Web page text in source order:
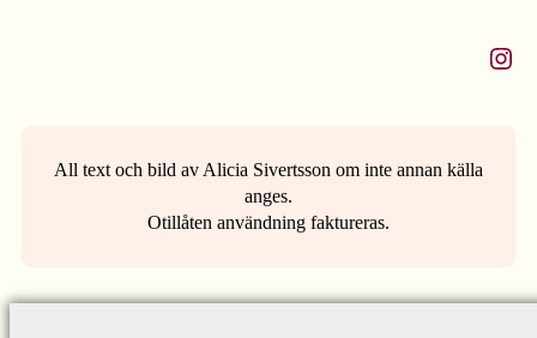
Instagram
All text och bild av Alicia Sivertsson om inte annan källa
anges.
Otillåten användning faktureras.